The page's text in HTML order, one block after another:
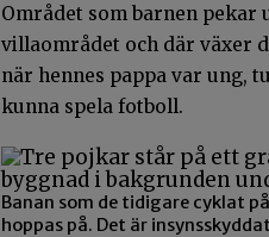
Området som barnen
villaområdet och där växer
när hennes pappa var ung,
kunna spela fotboll.
Banan som de tidigare cyklat
hoppas på. Det är